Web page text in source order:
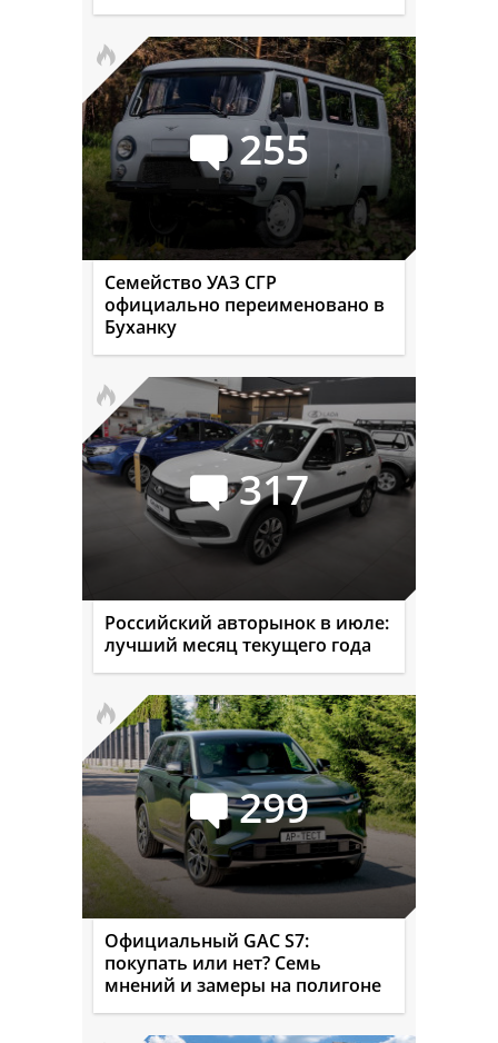
255
Семейство УАЗ СГР
официально переименовано в
Буханку
317
Российский авторынок в июле:
лучший месяц текущего года
299
Официальный GAC S7:
покупать или нет? Семь
мнений и замеры на полигоне